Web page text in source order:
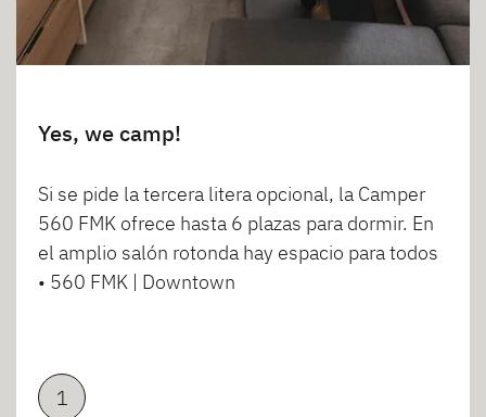
Yes, we camp!
Si se pide la tercera litera opcional, la Camper
560 FMK ofrece hasta 6 plazas para dormir. En
el amplio salón rotonda hay espacio para todos
• 560 FMK | Downtown
1